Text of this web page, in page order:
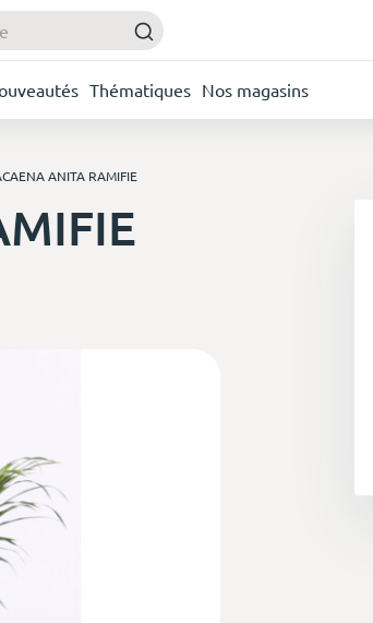
Thématiques Nos magasins
ANITA RAMIFIE